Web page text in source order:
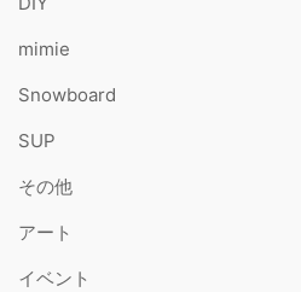
ジ
送
mimie
Snowboard
SUP
その他
アート
イベント